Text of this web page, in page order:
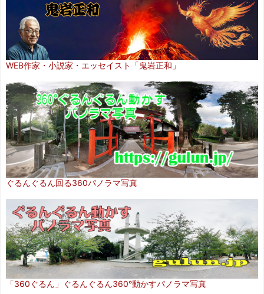
WEB作家・小説家・エッセイスト「鬼岩正和」
ぐるんぐるん回る360パノラマ写真
「360ぐるん」ぐるんぐるん360°動かすパノラマ写真